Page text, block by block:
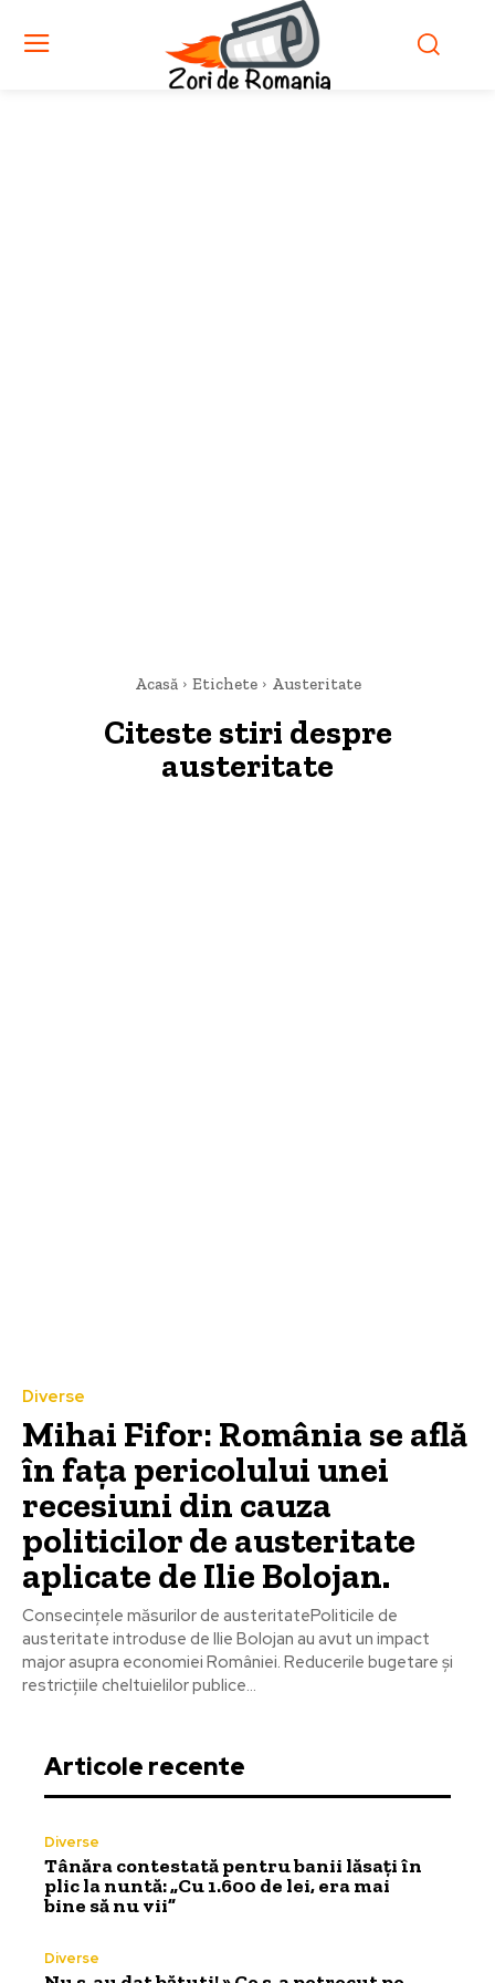
Acasă Etichete Austeritate
Citeste stiri despre
austeritate
Diverse
Mihai Fifor: România se află
în fața pericolului unei
recesiuni din cauza
politicilor de austeritate
aplicate de Ilie Bolojan.
Consecințele măsurilor de austeritatePoliticile de
austeritate introduse de Ilie Bolojan au avut un impact
major asupra economiei României. Reducerile bugetare și
restricțiile cheltuielilor publice...
Articole recente
Diverse
Tânăra contestată pentru banii lăsați în
plic la nuntă: „Cu 1.600 de lei, era mai
bine să nu vii”
Diverse